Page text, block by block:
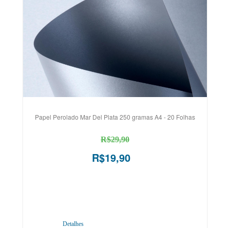
Papel Perolado Mar Del Plata 250 gramas A4 - 20 Folhas
R$29,90
R$19,90
Detalhes